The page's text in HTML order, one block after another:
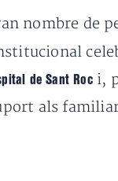
nombre de
de Sant Roci,
als